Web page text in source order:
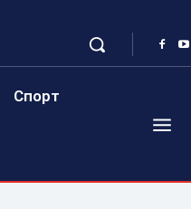
Спорт